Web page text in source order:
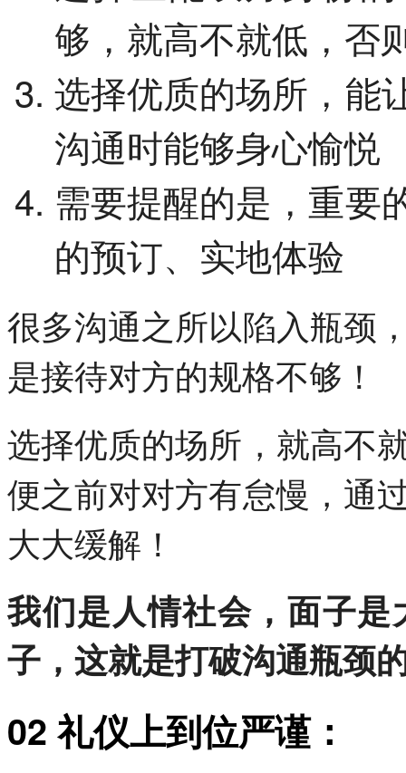
够，就高不就低，否
选择优质的场所，能
沟通时能够身心愉悦
需要提醒的是，重要
的预订、实地体验
很多沟通之所以陷入瓶颈
是接待对方的规格不够！
选择优质的场所，就高不
便之前对对方有怠慢，通
大大缓解！
我们是人情社会，面子
子，这就是打破沟通瓶颈
02 礼仪上到位严谨：